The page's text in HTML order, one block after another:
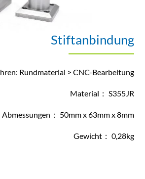
Stiftanbindung
Rundmaterial > CNC-Bearbeitung
Material： S355JR
Abmessungen： 50mm x 63mm x 8mm
Gewicht： 0,28kg